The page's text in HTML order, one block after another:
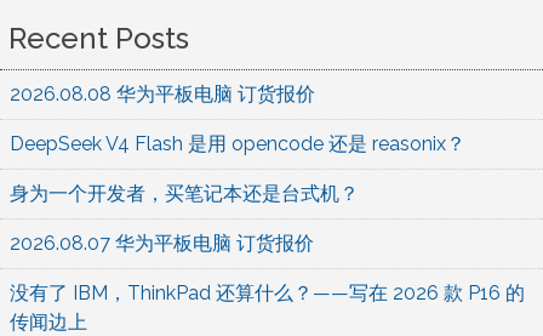
Recent Posts
2026.08.08 华为平板电脑 订货报价
DeepSeek V4 Flash 是用 opencode 还是 reasonix？
身为一个开发者，买笔记本还是台式机？
2026.08.07 华为平板电脑 订货报价
没有了 IBM，ThinkPad 还算什么？——写在 2026 款 P16 的
传闻边上